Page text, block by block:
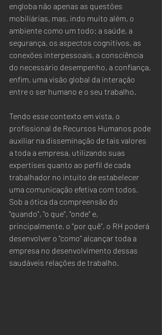
engloba não apenas as questões
mobiliárias, mas, indo muito além, o
ambiente como um todo: a saúde, a
segurança, os aspectos cognitivos, as
conexões interpessoais, a consciência
do necessário desempenho, a confiança,
enfim, uma visão global da interação
entre o ser humano e o seu trabalho.
Tendo esse contexto em vista, o
profissional de Recursos Humanos pode
auxiliar na disseminação de tais valores
a toda a empresa, utilizando suas
expertises quanto ao perfil de cada
trabalhador no intuito de estabelecer
uma comunicação efetiva com todos.
Sob a ótica da compreensão do
"quando", "o que", "onde" e,
principalmente, o "por quê", o RH poderá
desenvolver o "como" alcançar toda a
empresa no desenvolvimento dessas
saudáveis relações de trabalho.